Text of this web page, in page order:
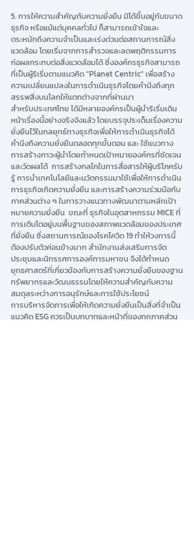
5. การให้ความสำคัญกับความยั่งยืน มิได้ขึ้นอยู่กับขนาด
ธุรกิจ หรือแม้แต่บุคคลทั่วไป ก็สามารถเข้าใจและ
ตระหนักถึงความจำเป็นและเร่งด่วนต่อสถานการณ์สิ่ง
แวดล้อม โดยเริ่มจากการสำรวจและลดพฤติกรรมการ
ก่อผลกระทบต่อสิ่งแวดล้อมได้ ซึ่งองค์กรธุรกิจสามารถ
ที่เป็นผู้ริเริ่มตามแนวคิด “Planet Centric” เพื่อสร้าง
ความเปลี่ยนแปลงในการดำเนินธุรกิจโดยคำนึงถึงทุก
สรรพสิ่งบนโลกให้แตกต่างจากที่ผ่านมา
สำหรับประเทศไทย ได้มีหลายองค์กรเป็นผู้นำริเริ่มเดิน
หน้าเรื่องนี้อย่างจริงจังแล้ว โดยบรรจุประเด็นเรื่องความ
ยั่งยืนไว้ในกลยุทธ์ทางธุรกิจเพื่อให้การดำเนินธุรกิจได้
คำนึงถึงความยั่งยืนตลอดทุกขั้นตอน และ ใช้แนวทาง
การสร้างภาวะผู้นำโดยกำหนดเป้าหมายองค์กรที่ชัดเจน
และวัดผลได้  การสร้างกลไกในการสื่อสารให้ผู้บริโภครับ
รู้ การนำเทคโนโลยีและนวัตกรรมมาใช้เพื่อให้การดำเนิน
การธุรกิจเกิดความยั่งยืน และการสร้างความร่วมมือกับ
ภาคส่วนต่าง ๆ ในการวางแนวทางพัฒนาตามหลักเป้า
หมายความยั่งยืน  ขณะที่ ธุรกิจในอุตสาหกรรม MICE ที่
การเติบโตอยู่บนพื้นฐานของสภาพแวดล้อมของประเทศ
ที่ยั่งยืน ซึ่งสถานการณ์ของโรคโควิด 19 ทำให้วงการนี้
ต้องปรับตัวค่อนข้างมาก สํานักงานส่งเสริมการจัด
ประชุมและนิทรรศการองค์การมหาชน จึงได้กำหนด
ยุทธศาสตร์ที่เกี่ยวข้องกับการสร้างความยั่งยืนของฐาน
ทรัพยากรและวัฒนธรรมโดยให้ความสำคัญกับความ
สมดุลระหว่างการอนุรักษ์และการใช้ประโยชน์
การบริหารจัดการเพื่อให้เกิดความยั่งยืนเป็นสิ่งที่จำเป็น
แนวคิด ESG ควรเป็นบทบาทและหน้าที่ของทุกภาคส่วน